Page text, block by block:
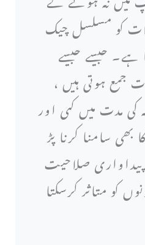
کو مسلسل چیک
ہے۔ جیسے جیسے
جمع ہوتی ہیں ،
کی مدت میں کمی اور
سامنا کرنا پڑ
صلاحیت
کو متاثر کرسکتا